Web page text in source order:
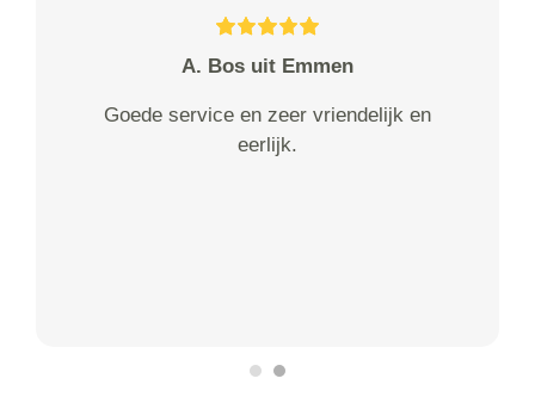
A. Bos uit Emmen
Goede service en zeer vriendelijk en
eerlijk.